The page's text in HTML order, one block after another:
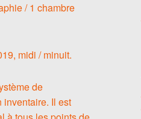
/ 1 chambre
midi / minuit.
de
inventaire. Il est